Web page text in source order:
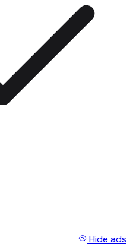
Hide ads